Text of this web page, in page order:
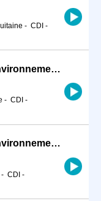
- CDI -
Responsable Qualité Sécurité Environnement -QSE- en industrie (H/F)
- CDI -
Responsable Qualité Sécurité Environnement -QSE- en industrie (H/F)
- CDI -